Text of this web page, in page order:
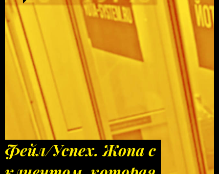
Фейл/Успех. Жопа с